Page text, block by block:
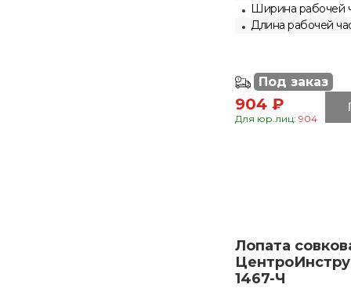
Ширина рабочей
Длина рабочей
Под заказ
904 ₽
Для юр.лиц: 904
Лопата
1467-Ч